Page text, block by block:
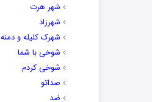
شهر هرت
شهرزاد
شهرک کلیله و دمنه
شوخی با شما
شوخی کردم
صداتو
ضد